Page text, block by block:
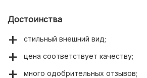
Достоинства
стильный внешний вид;
цена соответствует качеству;
много одобрительных отзывов;